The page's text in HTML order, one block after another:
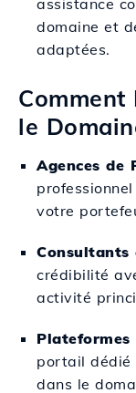
assistance
domaine et
adaptées.
le
Agences de
votre
Consultants
crédibilité
activité
Plateformes
portail dédié
dans le